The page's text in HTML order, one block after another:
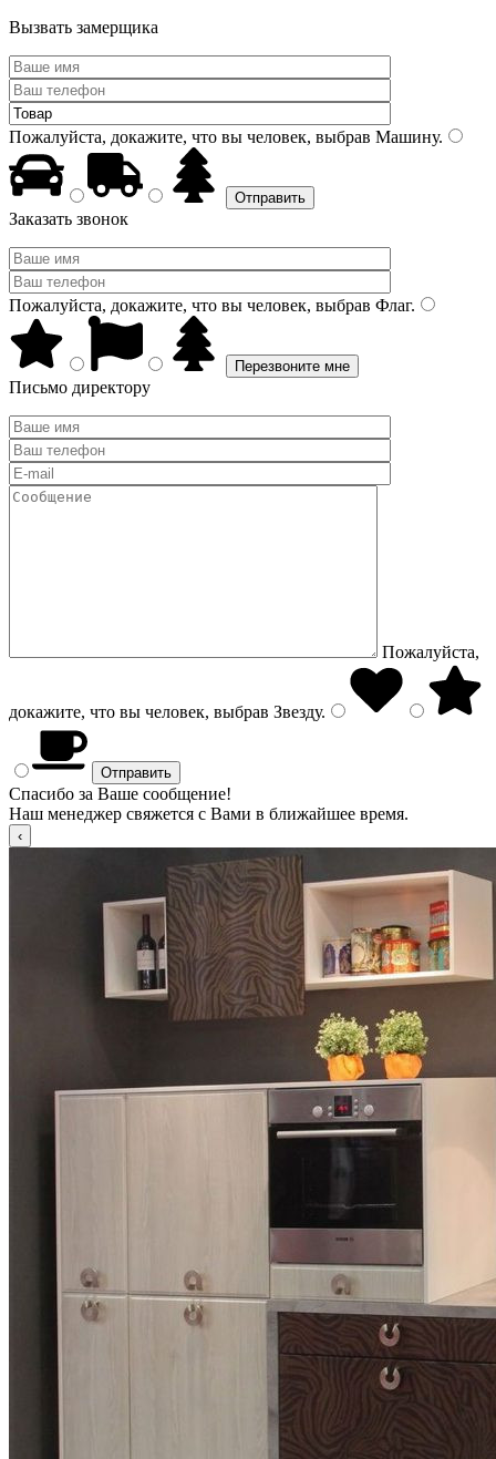
Вызвать замерщика
Пожалуйста, докажите, что вы человек, выбрав Машину.
Заказать звонок
Пожалуйста, докажите, что вы человек, выбрав Флаг.
Письмо директору
Пожалуйста,
докажите, что вы человек, выбрав Звезду.
Спасибо за Ваше сообщение!
Наш менеджер свяжется с Вами в ближайшее время.